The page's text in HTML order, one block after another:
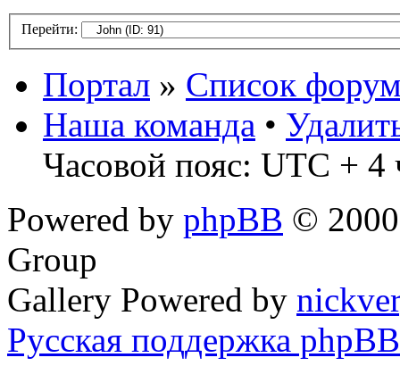
Перейти:
Портал » Список
Наша команда •
Часовой пояс: UTC + 4
Powered by phpBB ©
Group
Gallery Powered by
Русская поддержка phpBB